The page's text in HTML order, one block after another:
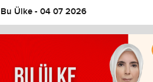
Resetrestore all settings to the default
Close Modal Dialog
End of dialog window.
Bu Ülke - 04 07 2026